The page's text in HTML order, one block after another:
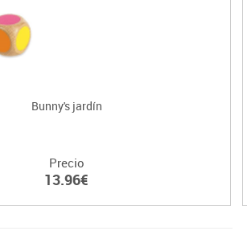
Bunny's jardín
Precio
13.96€